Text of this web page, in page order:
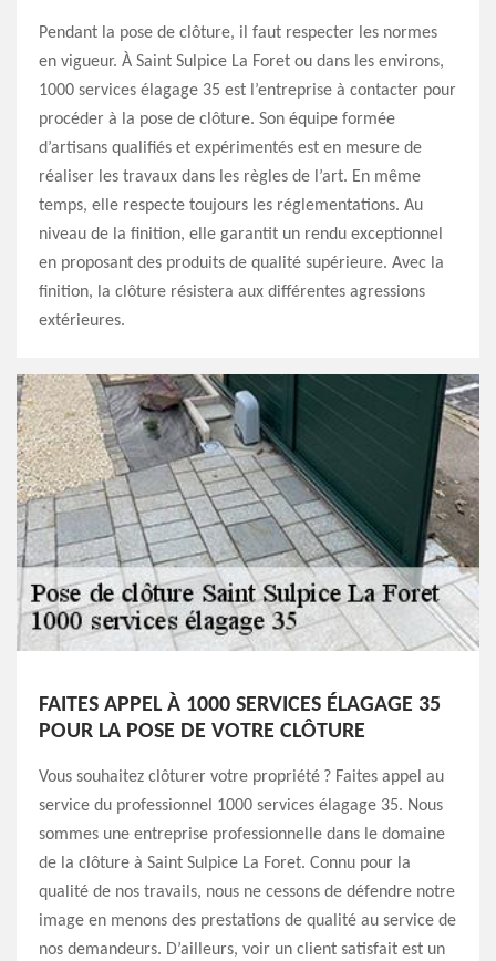
Pendant la pose de clôture, il faut respecter les normes
en vigueur. À Saint Sulpice La Foret ou dans les environs,
1000 services élagage 35 est l’entreprise à contacter pour
procéder à la pose de clôture. Son équipe formée
d’artisans qualifiés et expérimentés est en mesure de
réaliser les travaux dans les règles de l’art. En même
temps, elle respecte toujours les réglementations. Au
niveau de la finition, elle garantit un rendu exceptionnel
en proposant des produits de qualité supérieure. Avec la
finition, la clôture résistera aux différentes agressions
extérieures.
FAITES APPEL À 1000 SERVICES ÉLAGAGE 35
POUR LA POSE DE VOTRE CLÔTURE
Vous souhaitez clôturer votre propriété ? Faites appel au
service du professionnel 1000 services élagage 35. Nous
sommes une entreprise professionnelle dans le domaine
de la clôture à Saint Sulpice La Foret. Connu pour la
qualité de nos travails, nous ne cessons de défendre notre
image en menons des prestations de qualité au service de
nos demandeurs. D’ailleurs, voir un client satisfait est un